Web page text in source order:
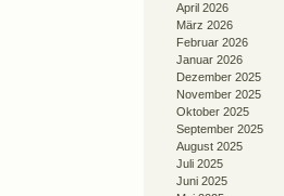
April 2026
März 2026
Februar 2026
Januar 2026
Dezember 2025
November 2025
Oktober 2025
September 2025
August 2025
Juli 2025
Juni 2025